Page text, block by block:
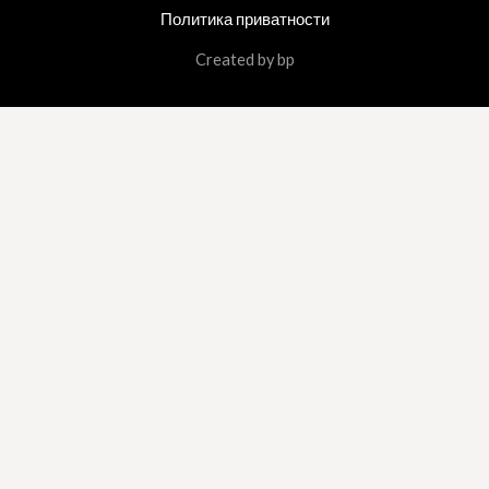
Политика приватности
Created by bp